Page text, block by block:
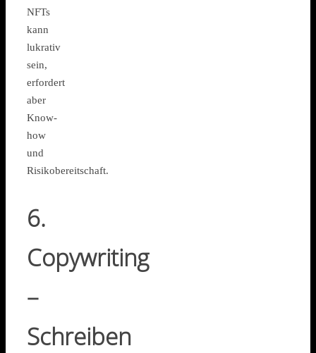
NFTs
kann
lukrativ
sein,
erfordert
aber
Know-
how
und
Risikobereitschaft.
6.
Copywriting
–
Schreiben